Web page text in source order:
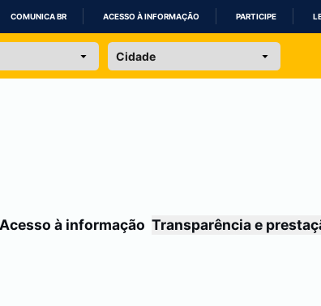
IR
COMUNICA BR ACESSO À INFORMAÇÃO PARTICIPE
Acesso à informação Transparência e